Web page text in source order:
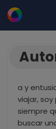
a y
viajar,
siempre
buscar